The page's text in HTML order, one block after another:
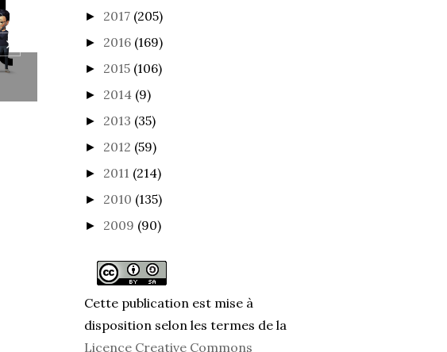
L'HOMME DE PEU XIX
► 2017 (205)
► 2016 (169)
► 2015 (106)
► 2014 (9)
► 2013 (35)
► 2012 (59)
► 2011 (214)
► 2010 (135)
► 2009 (90)
Cette publication est mise à
disposition selon les termes de la
Licence Creative Commons